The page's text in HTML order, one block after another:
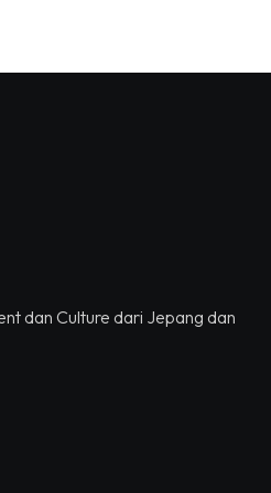
Jakarta, Mataloka Live,
dan Culture dari Jepang dan